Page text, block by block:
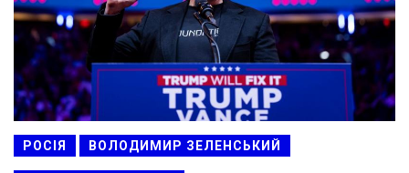
РОСІЯ ВОЛОДИМИР ЗЕЛЕНСЬКИЙ